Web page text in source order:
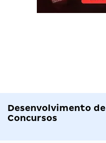
Desenvolvimento
Concursos